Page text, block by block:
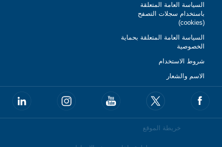
السياسة العامة المتعلقة
باستخدام سجلات التصفح
(cookies)
السياسة العامة المتعلقة بحماية
الخصوصية
شروط الاستخدام
الاسم والشعار
خريطة الموقع